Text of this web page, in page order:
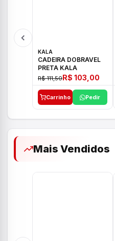
KALA
CADEIRA DOBRAVEL
PRETA KALA
R$ 111,50R$ 103,00
Carrinho Pedir
Mais Vendidos